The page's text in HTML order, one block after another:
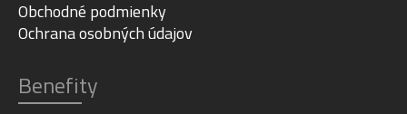
Obchodné podmienky
Ochrana osobných údajov
Benefity